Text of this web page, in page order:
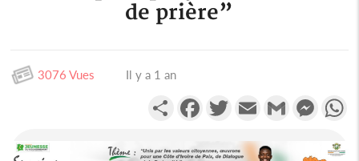
de prière”
3076 Vues Il y a 1 an
PartagerFacebookTwitterEmail Gmail